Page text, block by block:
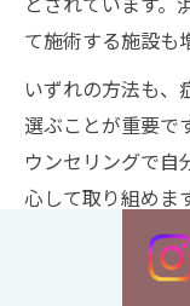
て施術する施設も
いずれの方法も、
選ぶことが重要で
ウンセリングで自
心して取り組めま